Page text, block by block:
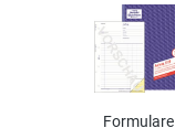
Formulare